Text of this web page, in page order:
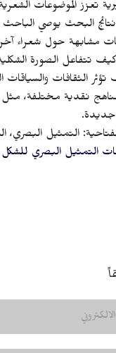
تعزز الموضوعات
البحث يوصي
مشابهة حول شعراء
تتفاعل الصورة الشكلية
الثقافات والسياقات
نقدية مختلفة، مثل
التمثيل البصري،
التمثيل البصري للشكل